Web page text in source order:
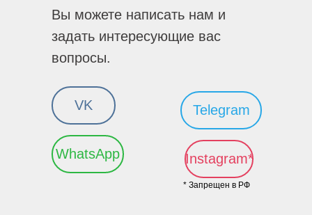
Instagram*
* Запрещен в РФ
Вы можете написать нам и
задать интересующие вас
вопросы.
VK
WhatsApp
Telegram